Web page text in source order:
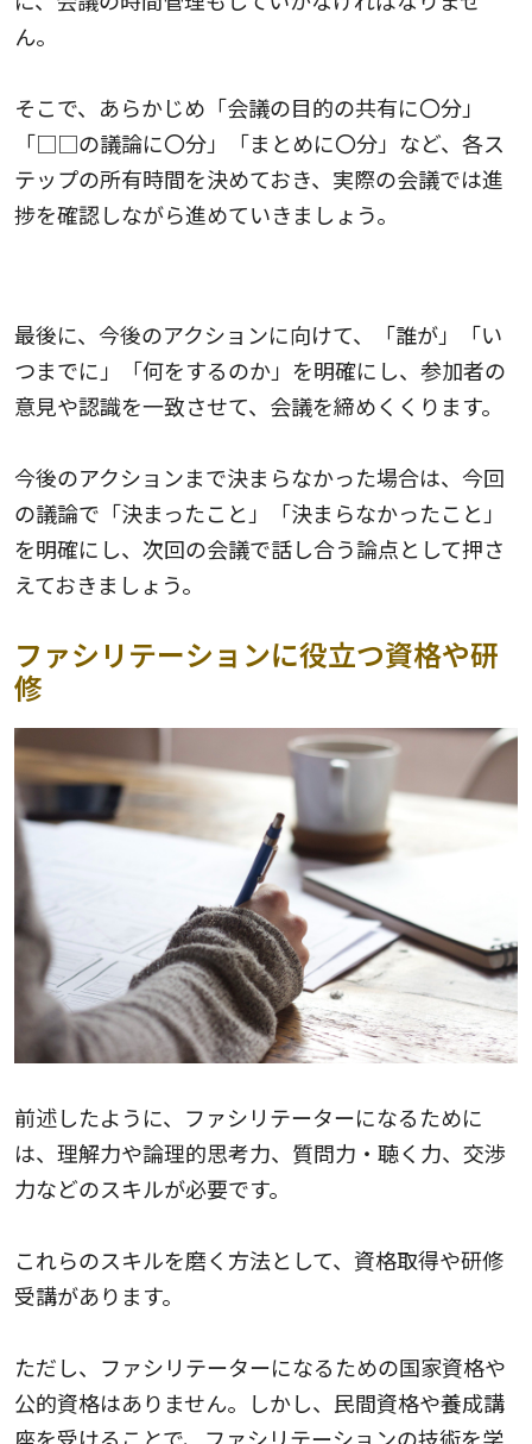
ん。
そこで、あらかじめ「会議の目的の共有に〇分」
「□□の議論に〇分」「まとめに〇分」など、各ス
テップの所有時間を決めておき、実際の会議では進
捗を確認しながら進めていきましょう。
最後に、今後のアクションに向けて、「誰が」「い
つまでに」「何をするのか」を明確にし、参加者の
意見や認識を一致させて、会議を締めくくります。
今後のアクションまで決まらなかった場合は、今回
の議論で「決まったこと」「決まらなかったこと」
を明確にし、次回の会議で話し合う論点として押さ
えておきましょう。
ファシリテーションに役立つ資格や研
修
前述したように、ファシリテーターになるために
は、理解力や論理的思考力、質問力・聴く力、交渉
力などのスキルが必要です。
これらのスキルを磨く方法として、資格取得や研修
受講があります。
ただし、ファシリテーターになるための国家資格や
公的資格はありません。しかし、民間資格や養成講